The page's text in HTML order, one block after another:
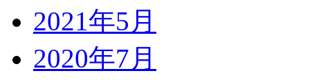
2021年5月
2020年7月